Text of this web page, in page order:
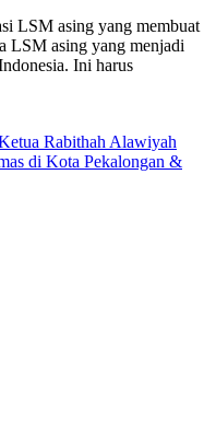
LSM asing yang membuat
LSM asing yang menjadi
Ini harus
Rabithah Alawiyah
di Kota Pekalongan &